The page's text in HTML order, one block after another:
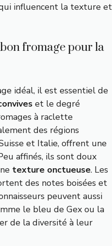
influencent la texture et
fromage pour la
idéal, il est essentiel de
et le degré
à raclette
des régions
et Italie, offrent une
affinés, ils sont doux
texture onctueuse. Les
des notes boisées et
peuvent aussi
le bleu de Gex ou la
de la diversité à leur